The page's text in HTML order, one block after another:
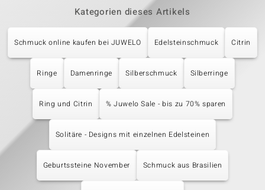
Kategorien dieses Artikels
Schmuck online kaufen bei JUWELO Edelsteinschmuck Citrin
Ringe Damenringe Silberschmuck Silberringe
Ring und Citrin % Juwelo Sale - bis zu 70% sparen
Solitäre - Designs mit einzelnen Edelsteinen
Geburtssteine November Schmuck aus Brasilien